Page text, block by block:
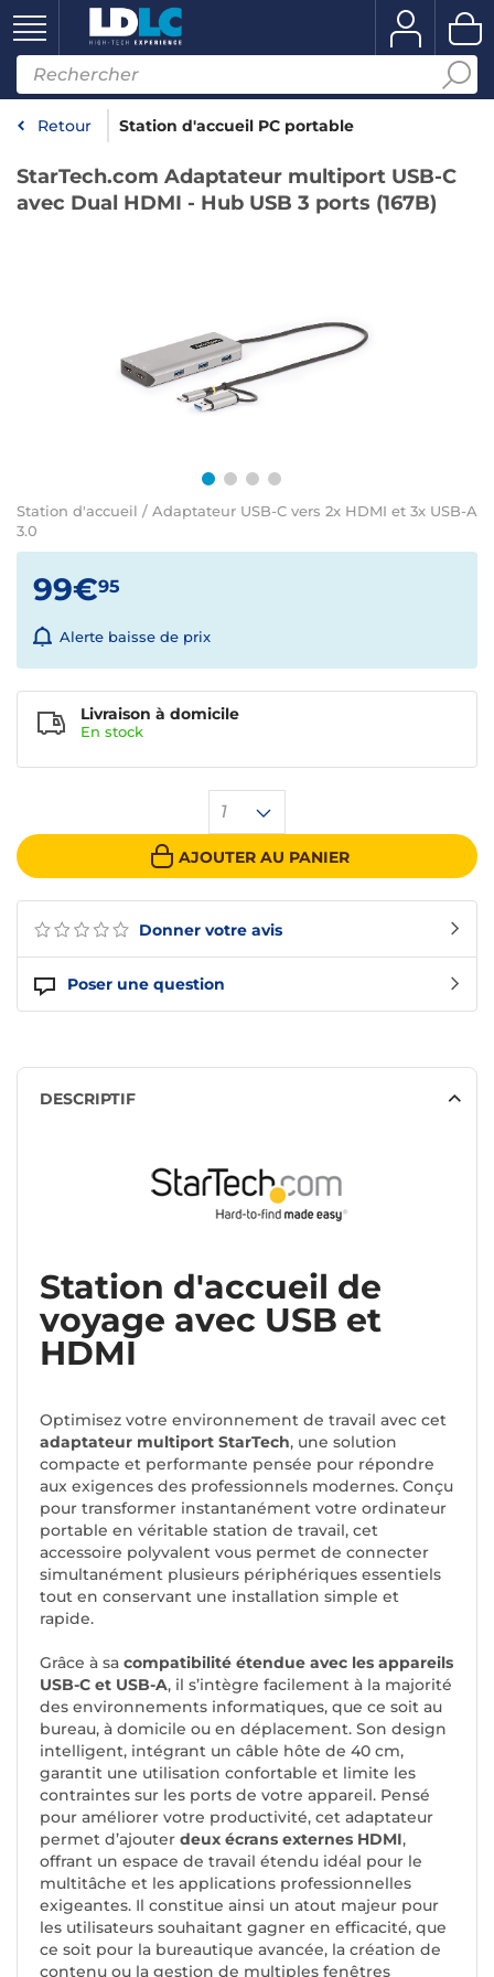
Retour Station d'accueil PC portable
StarTech.com Adaptateur multiport USB-C
avec Dual HDMI - Hub USB 3 ports (167B)
Station d'accueil / Adaptateur USB-C vers 2x HDMI et 3x USB-A
3.0
Donner votre avis
Poser une question
99€95
Alerte baisse de prix
1
AJOUTER AU PANIER
Livraison à domicile
En stock
DESCRIPTIF
Station d'accueil de
voyage avec USB et
HDMI
Optimisez votre environnement de travail avec cet
adaptateur multiport StarTech, une solution
compacte et performante pensée pour répondre
aux exigences des professionnels modernes. Conçu
pour transformer instantanément votre ordinateur
portable en véritable station de travail, cet
accessoire polyvalent vous permet de connecter
simultanément plusieurs périphériques essentiels
tout en conservant une installation simple et
rapide.
Grâce à sa compatibilité étendue avec les appareils
USB-C et USB-A, il s’intègre facilement à la majorité
des environnements informatiques, que ce soit au
bureau, à domicile ou en déplacement. Son design
intelligent, intégrant un câble hôte de 40 cm,
garantit une utilisation confortable et limite les
contraintes sur les ports de votre appareil. Pensé
pour améliorer votre productivité, cet adaptateur
permet d’ajouter deux écrans externes HDMI,
offrant un espace de travail étendu idéal pour le
multitâche et les applications professionnelles
exigeantes. Il constitue ainsi un atout majeur pour
les utilisateurs souhaitant gagner en efficacité, que
ce soit pour la bureautique avancée, la création de
contenu ou la gestion de multiples fenêtres